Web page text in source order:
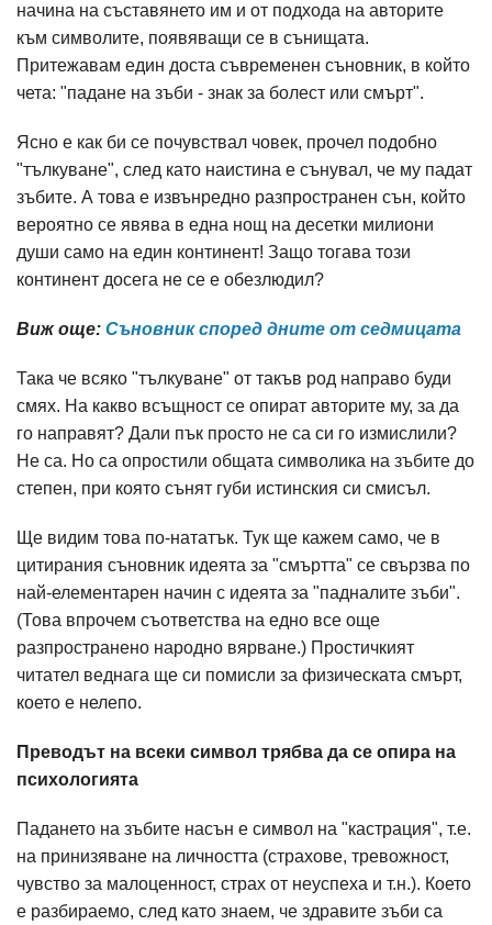
начина на съставянето им и от подхода на авторите
към символите, появяващи се в сънищата.
Притежавам един доста съвременен съновник, в който
чета: "падане на зъби - знак за болест или смърт".
Ясно е как би се почувствал човек, прочел подобно
"тълкуване", след като наистина е сънувал, че му падат
зъбите. А това е извънредно разпространен сън, който
вероятно се явява в една нощ на десетки милиони
души само на един континент! Защо тогава този
континент досега не се е обезлюдил?
Виж още: Съновник според дните от седмицата
Така че всяко "тълкуване" от такъв род направо буди
смях. На какво всъщност се опират авторите му, за да
го направят? Дали пък просто не са си го измислили?
Не са. Но са опростили общата символика на зъбите до
степен, при която сънят губи истинския си смисъл.
Ще видим това по-нататък. Тук ще кажем само, че в
цитирания съновник идеята за "смъртта" се свързва по
най-елементарен начин с идеята за "падналите зъби".
(Това впрочем съответства на едно все още
разпространено народно вярване.) Простичкият
читател веднага ще си помисли за физическата смърт,
което е нелепо.
Преводът на всеки символ трябва да се опира на
психологията
Падането на зъбите насън е символ на "кастрация", т.е.
на принизяване на личността (страхове, тревожност,
чувство за малоценност, страх от неуспеха и т.н.). Което
е разбираемо, след като знаем, че здравите зъби са